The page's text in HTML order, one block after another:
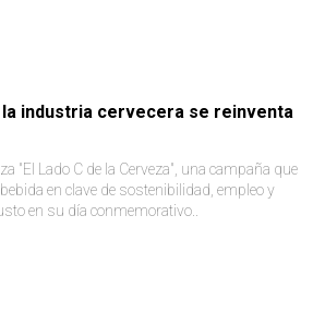
la industria cervecera se reinventa
"El Lado C de la Cerveza", una campaña que
en clave de sostenibilidad, empleo y
en su día conmemorativo..